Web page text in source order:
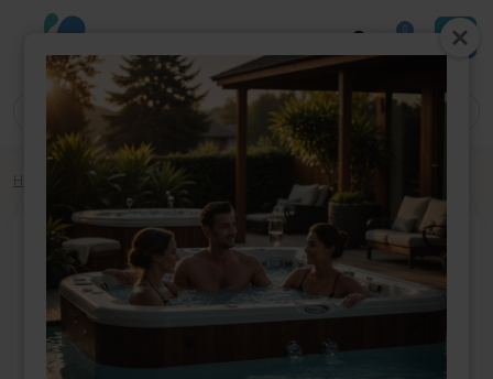
0
Home Whirlpool-Teile Topologiefilter T-7350